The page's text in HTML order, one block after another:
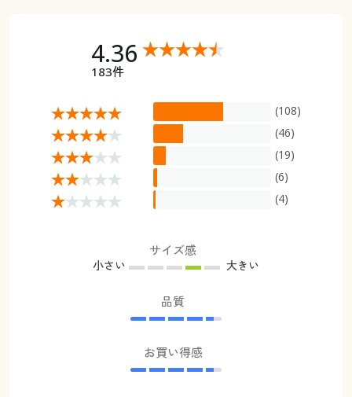
4.36
183件
(108)
(46)
(19)
(6)
(4)
サイズ感
小さい 大きい
品質
お買い得感